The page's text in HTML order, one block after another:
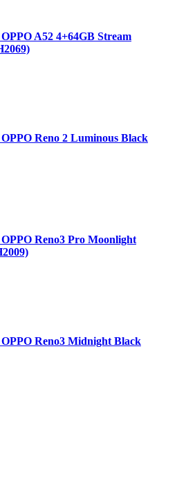
A52 4+64GB Stream
Reno 2 Luminous Black
Reno3 Pro Moonlight
Reno3 Midnight Black